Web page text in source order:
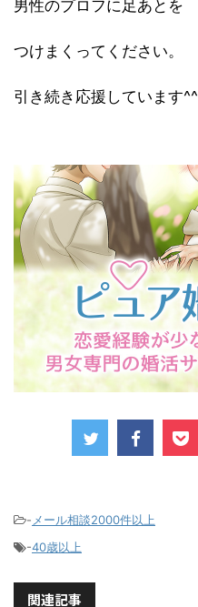
男性のプロフに足あとを
つけまくってください。
引き続き応援しています^^
- メール相談2000件以上
-40歳以上
関連記事